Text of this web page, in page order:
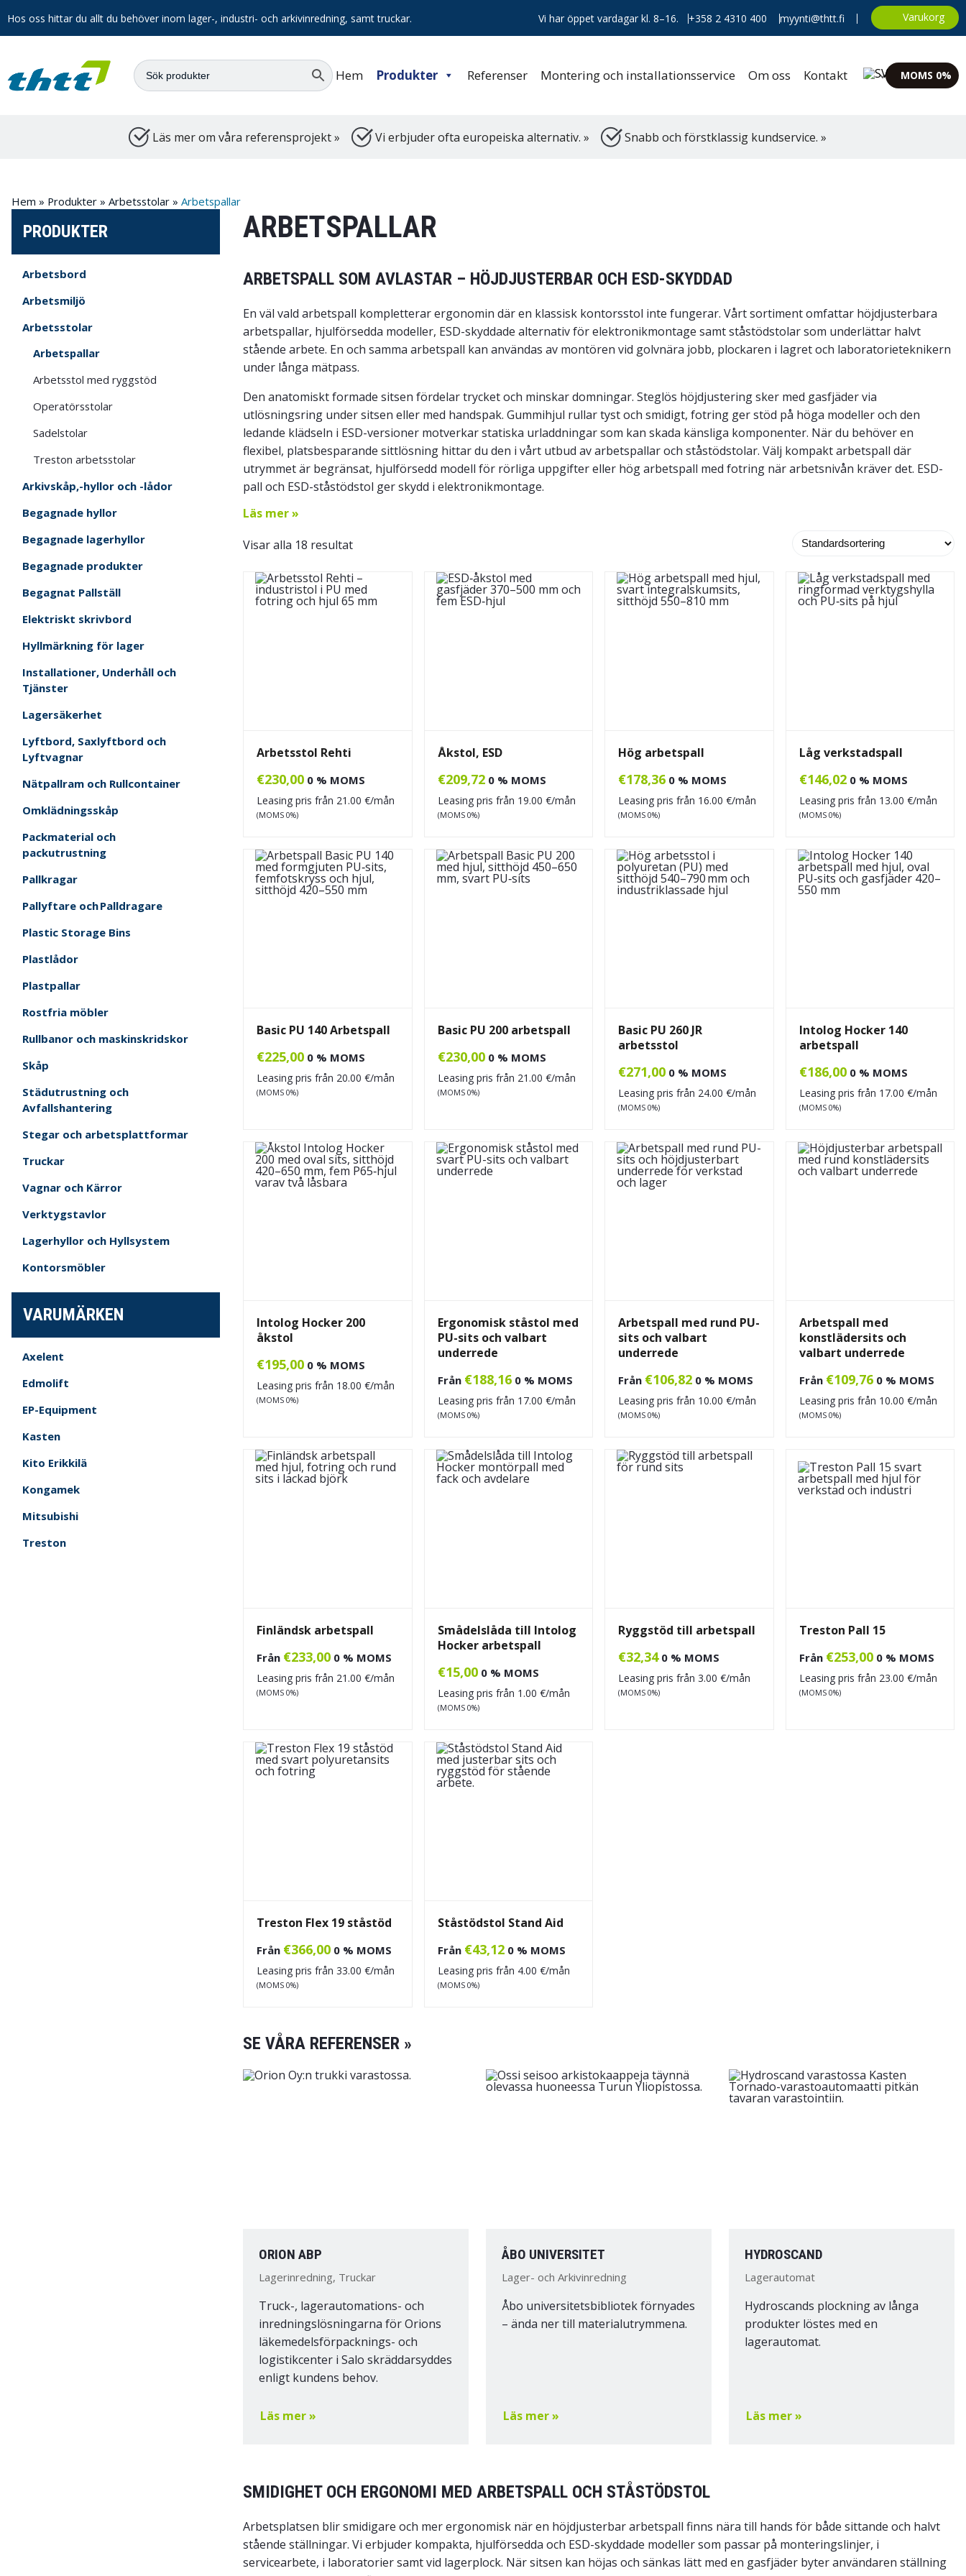
Hos oss hittar du allt du behöver inom lager-, industri- och arkivinredning, samt truckar. Vi har öppet vardagar kl. 8–16. +358 2 4310 400 myynti@thtt.fi Varukorg
Hem Produkter Referenser Montering och installationsservice Om oss Kontakt MOMS 0%
Läs mer om våra referensprojekt » Vi erbjuder ofta europeiska alternativ. » Snabb och förstklassig kundservice. »
Hem » Produkter » Arbetsstolar » Arbetspallar
PRODUKTER
Arbetsbord
Arbetsmiljö
Arbetsstolar
Arbetspallar
Arbetsstol med ryggstöd
Operatörsstolar
Sadelstolar
Treston arbetsstolar
Arkivskåp,-hyllor och -lådor
Begagnade hyllor
Begagnade lagerhyllor
Begagnade produkter
Begagnat Pallställ
Elektriskt skrivbord
Hyllmärkning för lager
Installationer, Underhåll och
Tjänster
Lagersäkerhet
Lyftbord, Saxlyftbord och
Lyftvagnar
Nätpallram och Rullcontainer
Omklädningsskåp
Packmaterial och
packutrustning
Pallkragar
Pallyftare och Palldragare
Plastic Storage Bins
Plastlådor
Plastpallar
Rostfria möbler
Rullbanor och maskinskridskor
Skåp
Städutrustning och
Avfallshantering
Stegar och arbetsplattformar
Truckar
Vagnar och Kärror
Verktygstavlor
Lagerhyllor och Hyllsystem
Kontorsmöbler
VARUMÄRKEN
Axelent
Edmolift
EP-Equipment
Kasten
Kito Erikkilä
Kongamek
Mitsubishi
Treston
ARBETSPALLAR
ARBETSPALL SOM AVLASTAR – HÖJDJUSTERBAR OCH ESD-SKYDDAD
En väl vald arbetspall kompletterar ergonomin där en klassisk kontorsstol inte fungerar. Vårt sortiment omfattar höjdjusterbara
arbetspallar, hjulförsedda modeller, ESD-skyddade alternativ för elektronikmontage samt ståstödstolar som underlättar halvt
stående arbete. En och samma arbetspall kan användas av montören vid golvnära jobb, plockaren i lagret och laboratorieteknikern
under långa mätpass.
Den anatomiskt formade sitsen fördelar trycket och minskar domningar. Steglös höjdjustering sker med gasfjäder via
utlösningsring under sitsen eller med handspak. Gummihjul rullar tyst och smidigt, fotring ger stöd på höga modeller och den
ledande klädseln i ESD-versioner motverkar statiska urladdningar som kan skada känsliga komponenter. När du behöver en
flexibel, platsbesparande sittlösning hittar du den i vårt utbud av arbetspallar och ståstödstolar. Välj kompakt arbetspall där
utrymmet är begränsat, hjulförsedd modell för rörliga uppgifter eller hög arbetspall med fotring när arbetsnivån kräver det. ESD-
pall och ESD-ståstödstol ger skydd i elektronikmontage.
Läs mer »
Visar alla 18 resultat
Arbetsstol Rehti
€230,00 0 % MOMS
Leasing pris från 21.00 €/mån
(MOMS 0%)
Åkstol, ESD
€209,72 0 % MOMS
Leasing pris från 19.00 €/mån
(MOMS 0%)
Hög arbetspall
€178,36 0 % MOMS
Leasing pris från 16.00 €/mån
(MOMS 0%)
Låg verkstadspall
€146,02 0 % MOMS
Leasing pris från 13.00 €/mån
(MOMS 0%)
Basic PU 140 Arbetspall
€225,00 0 % MOMS
Leasing pris från 20.00 €/mån
(MOMS 0%)
Basic PU 200 arbetspall
€230,00 0 % MOMS
Leasing pris från 21.00 €/mån
(MOMS 0%)
Basic PU 260 JR
arbetsstol
€271,00 0 % MOMS
Leasing pris från 24.00 €/mån
(MOMS 0%)
Intolog Hocker 140
arbetspall
€186,00 0 % MOMS
Leasing pris från 17.00 €/mån
(MOMS 0%)
Intolog Hocker 200
åkstol
€195,00 0 % MOMS
Leasing pris från 18.00 €/mån
(MOMS 0%)
Ergonomisk ståstol med
PU-sits och valbart
underrede
Från €188,16 0 % MOMS
Leasing pris från 17.00 €/mån
(MOMS 0%)
Arbetspall med rund PU-
sits och valbart
underrede
Från €106,82 0 % MOMS
Leasing pris från 10.00 €/mån
(MOMS 0%)
Arbetspall med
konstlädersits och
valbart underrede
Från €109,76 0 % MOMS
Leasing pris från 10.00 €/mån
(MOMS 0%)
Finländsk arbetspall
Från €233,00 0 % MOMS
Leasing pris från 21.00 €/mån
(MOMS 0%)
Smådelslåda till Intolog
Hocker arbetspall
€15,00 0 % MOMS
Leasing pris från 1.00 €/mån
(MOMS 0%)
Ryggstöd till arbetspall
€32,34 0 % MOMS
Leasing pris från3.00 €/mån
(MOMS 0%)
Treston Pall 15
Från €253,00 0 % MOMS
Leasing pris från 23.00 €/mån
(MOMS 0%)
Treston Flex 19 ståstöd
Från €366,00 0 % MOMS
Leasing pris från33.00 €/mån
(MOMS 0%)
Ståstödstol Stand Aid
Från €43,12 0 % MOMS
Leasing pris från 4.00 €/mån
(MOMS 0%)
SE VÅRA REFERENSER »
ORION ABP
Lagerinredning, Truckar
Truck-, lagerautomations- och
inredningslösningarna för Orions
läkemedelsförpacknings- och
logistikcenter i Salo skräddarsyddes
enligt kundens behov.
Läs mer »
ÅBO UNIVERSITET
Lager- och Arkivinredning
Åbo universitetsbibliotek förnyades
– ända ner till materialutrymmena.
Läs mer »
HYDROSCAND
Lagerautomat
Hydroscands plockning av långa
produkter löstes med en
lagerautomat.
Läs mer »
SMIDIGHET OCH ERGONOMI MED ARBETSPALL OCH STÅSTÖDSTOL
Arbetsplatsen blir smidigare och mer ergonomisk när en höjdjusterbar arbetspall finns nära till hands för både sittande och halvt
stående ställningar. Vi erbjuder kompakta, hjulförsedda och ESD-skyddade modeller som passar på monteringslinjer, i
servicearbete, i laboratorier samt vid lagerplock. När sitsen kan höjas och sänkas lätt med en gasfjäder byter användaren ställning